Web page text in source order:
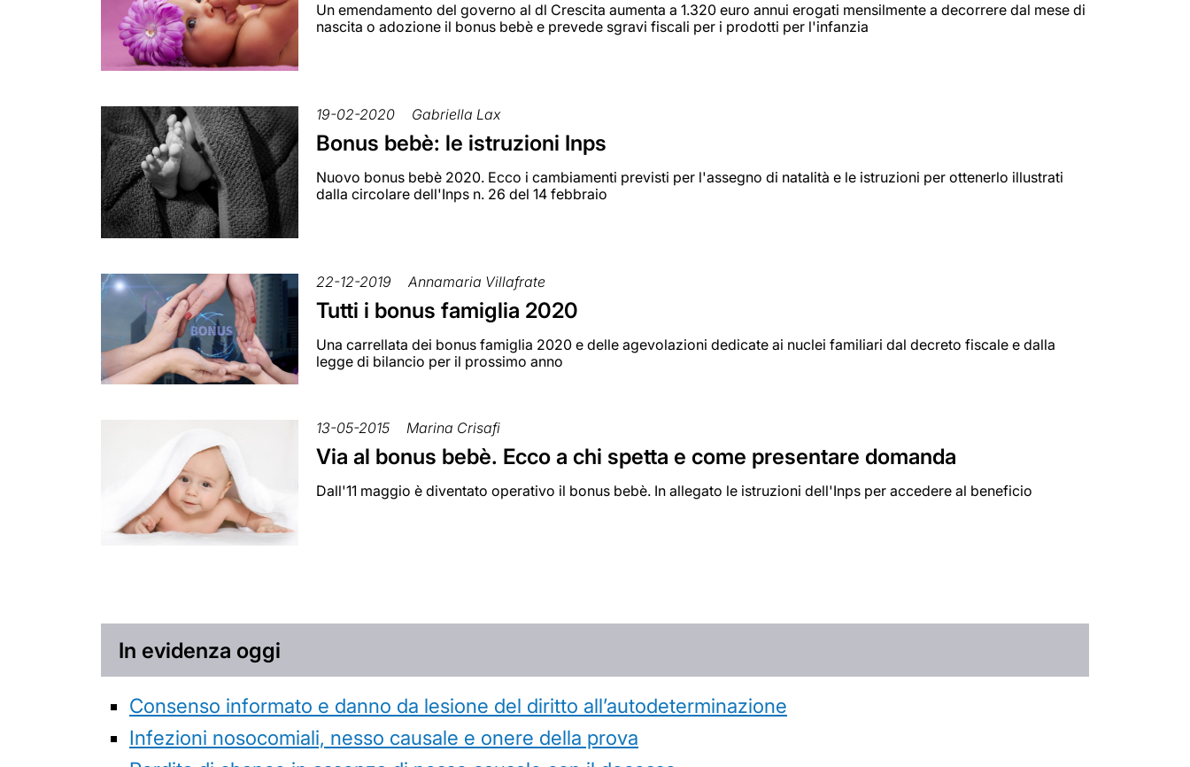
Un emendamento del governo al dl Crescita aumenta a 1.320 euro annui erogati mensilmente a decorrere dal mese di
nascita o adozione il bonus bebè e prevede sgravi fiscali per i prodotti per l'infanzia
19-02-2020 Gabriella Lax
Bonus bebè: le istruzioni Inps
Nuovo bonus bebè 2020. Ecco i cambiamenti previsti per l'assegno di natalità e le istruzioni per ottenerlo illustrati
dalla circolare dell'Inps n. 26 del 14 febbraio
22-12-2019 Annamaria Villafrate
Tutti i bonus famiglia 2020
Una carrellata dei bonus famiglia 2020 e delle agevolazioni dedicate ai nuclei familiari dal decreto fiscale e dalla
legge di bilancio per il prossimo anno
13-05-2015 Marina Crisafi
Via al bonus bebè. Ecco a chi spetta e come presentare domanda
Dall'11 maggio è diventato operativo il bonus bebè. In allegato le istruzioni dell'Inps per accedere al beneficio
In evidenza oggi
Consenso informato e danno da lesione del diritto all’autodeterminazione
Infezioni nosocomiali, nesso causale e onere della prova